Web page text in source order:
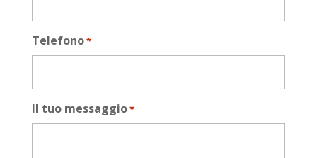
Telefono*
Il tuo messaggio*